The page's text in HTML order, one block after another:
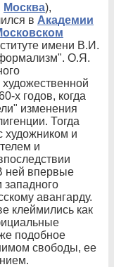
Москва),
в Академии
имени В.И.
О.Я.
х годов, когда
изменения
Тогда
художником и
и
ней впервые
западного
авангарду.
клеймились как
подобное
свободы, ее